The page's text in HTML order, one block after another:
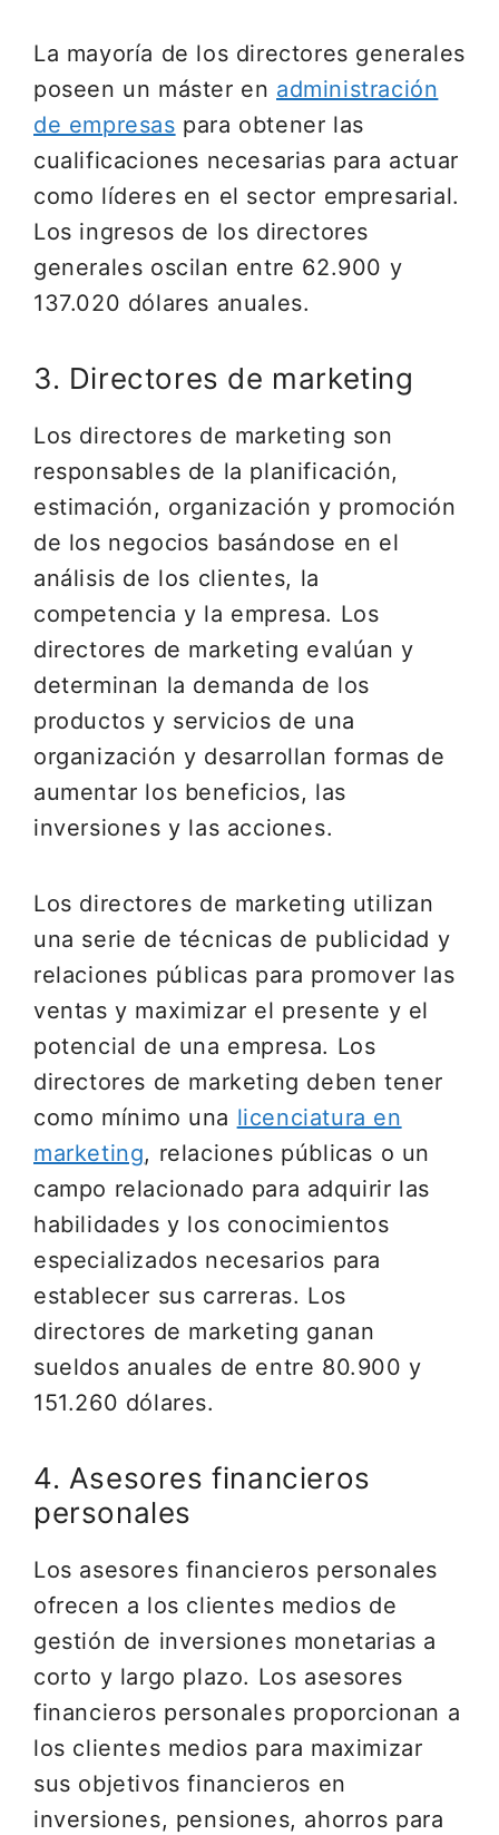
La mayoría de los directores generales
poseen un máster en administración
de empresas para obtener las
cualificaciones necesarias para actuar
como líderes en el sector empresarial.
Los ingresos de los directores
generales oscilan entre 62.900 y
137.020 dólares anuales.
3. Directores de marketing
Los directores de marketing son
responsables de la planificación,
estimación, organización y promoción
de los negocios basándose en el
análisis de los clientes, la
competencia y la empresa. Los
directores de marketing evalúan y
determinan la demanda de los
productos y servicios de una
organización y desarrollan formas de
aumentar los beneficios, las
inversiones y las acciones.
Los directores de marketing utilizan
una serie de técnicas de publicidad y
relaciones públicas para promover las
ventas y maximizar el presente y el
potencial de una empresa. Los
directores de marketing deben tener
como mínimo una licenciatura en
marketing, relaciones públicas o un
campo relacionado para adquirir las
habilidades y los conocimientos
especializados necesarios para
establecer sus carreras. Los
directores de marketing ganan
sueldos anuales de entre 80.900 y
151.260 dólares.
4. Asesores financieros
personales
Los asesores financieros personales
ofrecen a los clientes medios de
gestión de inversiones monetarias a
corto y largo plazo. Los asesores
financieros personales proporcionan a
los clientes medios para maximizar
sus objetivos financieros en
inversiones, pensiones, ahorros para